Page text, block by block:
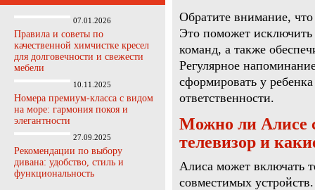
07.01.2026
Правила и советы по
качественной химчистке кресел
для долговечности и свежести
мебели
10.11.2025
Номера премиум-класса с видом
на море: гармония покоя и
элегантности
27.09.2025
Рекомендации по выбору
дивана: удобство, стиль и
функциональность
Обратите внимание, что
Это поможет
команд, а также
Регулярное
сформировать у
ответственности.
Можно ли Алисе
телевизор и
Алиса может включать
совместимых